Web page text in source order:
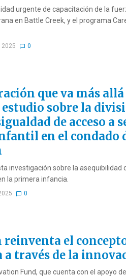
urgente de capacitación de la
en Battle Creek, y el programa
2025 0
que va más
sobre la
de acceso a
en el condado
investigación sobre la asequibilidad
la primera infancia.
0
el
a través de la
Fund, que cuenta con el apoyo